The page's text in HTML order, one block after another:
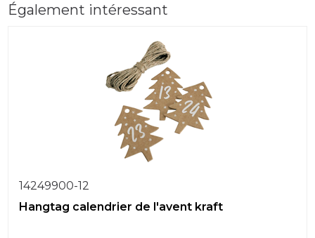
Également intéressant
14249900-12
Hangtag calendrier de l'avent kraft